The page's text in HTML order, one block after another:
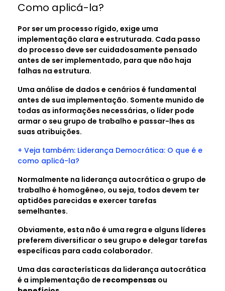
Como aplicá-la?
Por ser um processo rígido, exige uma
implementação clara e estruturada. Cada passo
do processo deve ser cuidadosamente pensado
antes de ser implementado, para que não haja
falhas na estrutura.
Uma análise de dados e cenários é fundamental
antes de sua implementação. Somente munido de
todas as informações necessárias, o líder pode
armar o seu grupo de trabalho e passar-lhes as
suas atribuições.
+ Veja também: Liderança Democrática: O que é e
como aplicá-la?
Normalmente na liderança autocrática o grupo de
trabalho é homogêneo, ou seja, todos devem ter
aptidões parecidas e exercer tarefas
semelhantes.
Obviamente, esta não é uma regra e alguns líderes
preferem diversificar o seu grupo e delegar tarefas
específicas para cada colaborador.
Uma das características da liderança autocrática
é a implementação de recompensas ou